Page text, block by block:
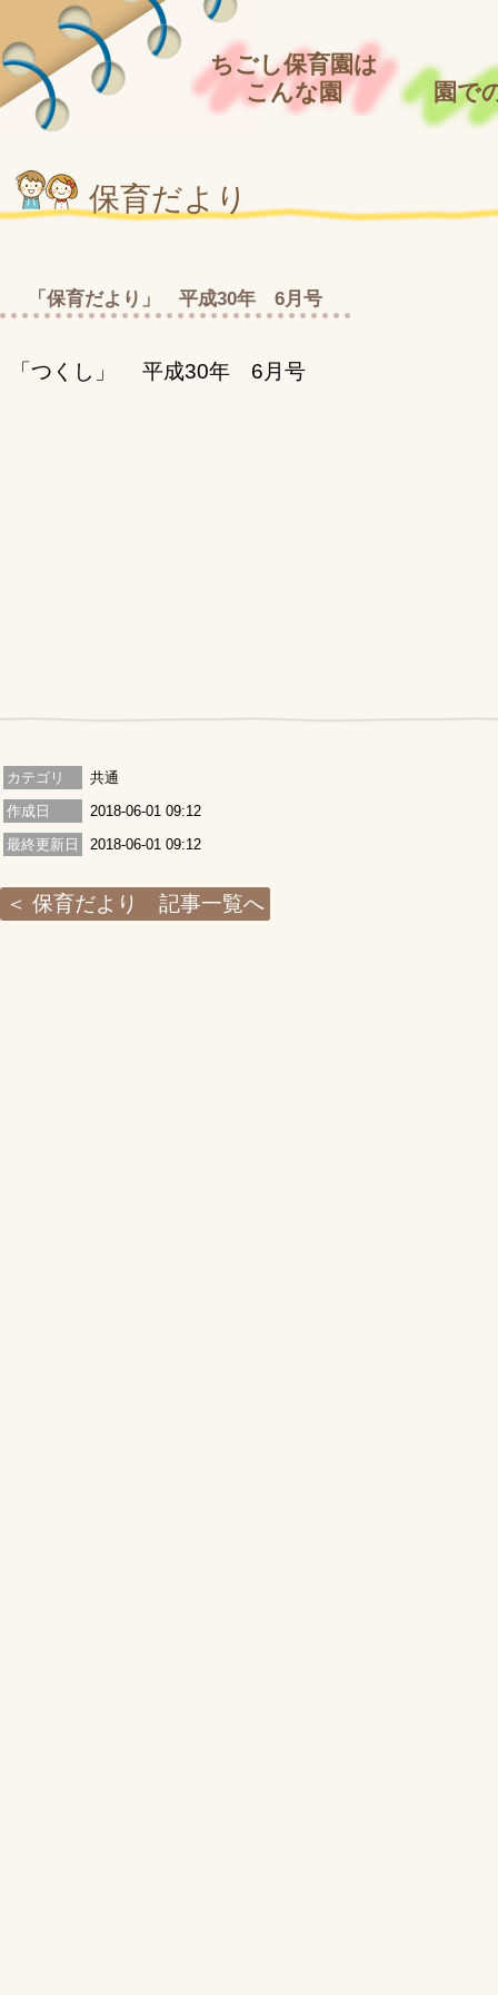
ちごし保育園は
こんな園
園で
保育だより
「保育だより」 平成30年 6月号
「つくし」 平成30年 6月号
カテゴリ
共通
作成日
2018-06-01 09:12
最終更新日
2018-06-01 09:12
保育だより 記事一覧へ